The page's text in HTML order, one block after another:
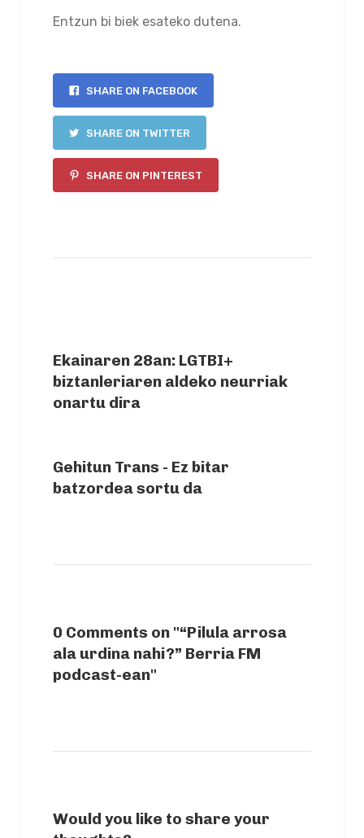
Entzun bi biek esateko dutena.
SHARE ON FACEBOOK
SHARE ON TWITTER
SHARE ON PINTEREST
Ekainaren 28an: LGTBI+
biztanleriaren aldeko neurriak
onartu dira
Gehitun Trans - Ez bitar
batzordea sortu da
0 Comments on "“Pilula arrosa
ala urdina nahi?” Berria FM
podcast-ean"
Would you like to share your